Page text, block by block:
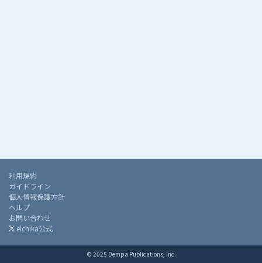
利用規約
ガイドライン
個人情報保護方針
ヘルプ
お問い合わせ
elchika公式
© 2025 Dempa Publications, Inc.